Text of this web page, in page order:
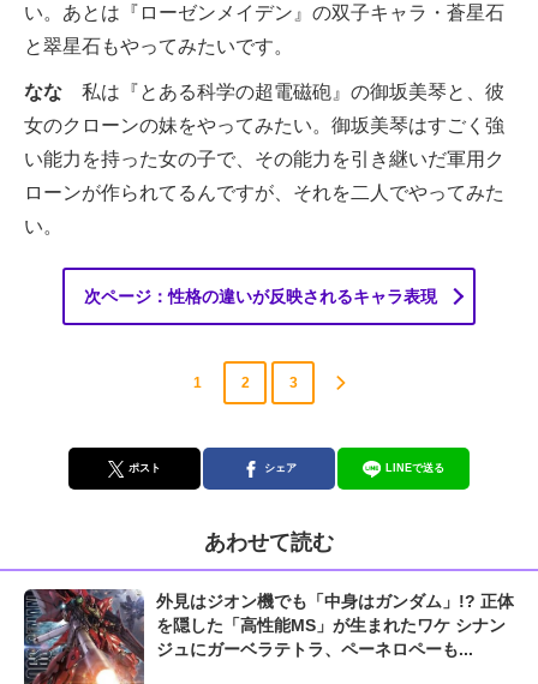
い。あとは『ローゼンメイデン』の双子キャラ・蒼星石
と翠星石もやってみたいです。
なな 私は『とある科学の超電磁砲』の御坂美琴と、彼
女のクローンの妹をやってみたい。御坂美琴はすごく強
い能力を持った女の子で、その能力を引き継いだ軍用ク
ローンが作られてるんですが、それを二人でやってみた
い。
次ページ：性格の違いが反映されるキャラ表現
1 2 3
ポスト シェア LINEで送る
あわせて読む
外見はジオン機でも「中身はガンダム」!? 正体
を隠した「高性能MS」が生まれたワケ シナン
ジュにガーベラテトラ、ペーネロペーも...